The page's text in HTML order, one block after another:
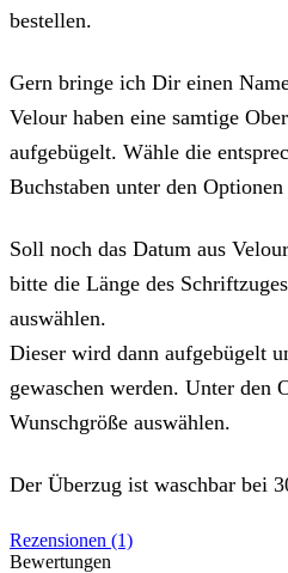
bestellen.
Gern bringe ich Dir einen
Velour haben eine samtige
aufgebügelt. Wähle die
Buchstaben unter den Optionen
Soll noch das Datum aus
bitte die Länge des
auswählen.
Dieser wird dann aufgebügelt
gewaschen werden. Unter den
Wunschgröße auswählen.
Der Überzug ist waschbar bei
Rezensionen (1)
Bewertungen